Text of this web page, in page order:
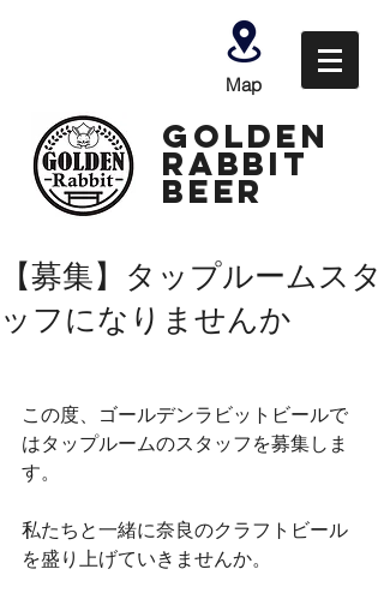
Map
GOLDEN
Rabbit
Beer
【募集】タップルームスタ
ッフになりませんか
この度、ゴールデンラビットビールで
はタップルームのスタッフを募集しま
す。
私たちと一緒に奈良のクラフトビール
を盛り上げていきませんか。